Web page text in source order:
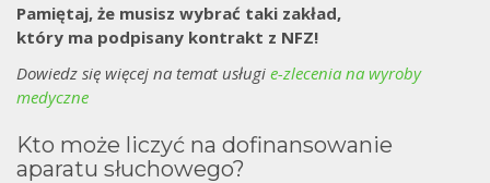
Pamiętaj, że musisz wybrać taki zakład,
który ma podpisany kontrakt z NFZ!
Dowiedz się więcej na temat usługi e-zlecenia na wyroby
medyczne
Kto może liczyć na dofinansowanie
aparatu słuchowego?